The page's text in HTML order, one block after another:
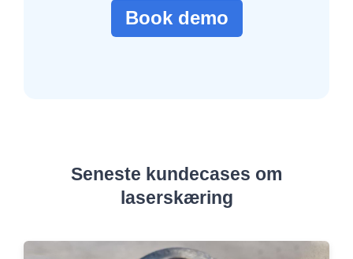
Book demo
Seneste kundecases om
laserskæring